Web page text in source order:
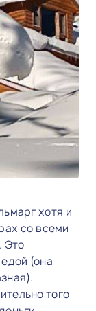
хотя и
со всеми
Это
(она
того